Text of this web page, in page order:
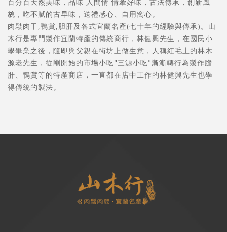
貌，吃不膩的古早味，送禮感心、自用窩心。
肉鬆肉干,鴨賞,胆肝及各式宜蘭名產(七十年的經驗與傳承)。山
木行是專門製作宜蘭特產的傳統商行，林健興先生，在國民小
學畢業之後，隨即與父親在街坊上做生意，人稱紅毛土的林木
源老先生，從剛開始的市場小吃"三源小吃"漸漸轉行為製作膽
肝、鴨賞等的特產商店，一直都在店中工作的林健興先生也學
得傳統的製法。